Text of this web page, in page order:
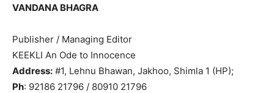
VANDANA BHAGRA
Publisher / Managing Editor
KEEKLI An Ode to Innocence
Address: #1, Lehnu Bhawan, Jakhoo, Shimla 1 (HP);
Ph: 92186 21796 / 80910 21796